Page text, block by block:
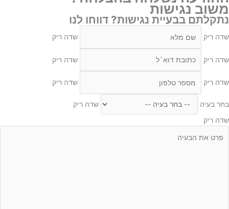
נגישות
בבעיית נגישות? דווחו לנו
ריק שדה ריק
ריק שדה ריק
ריק שדה ריק
בעיה
שדה ריק
ריק